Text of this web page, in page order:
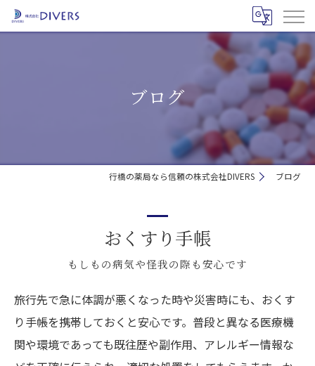
ブログ
行橋の薬局なら信頼の株式会社DIVERS ブログ
おくすり手帳
もしもの病気や怪我の際も安心です
旅行先で急に体調が悪くなった時や災害時にも、おくす
り手帳を携帯しておくと安心です。普段と異なる医療機
関や環境であっても既往歴や副作用、アレルギー情報な